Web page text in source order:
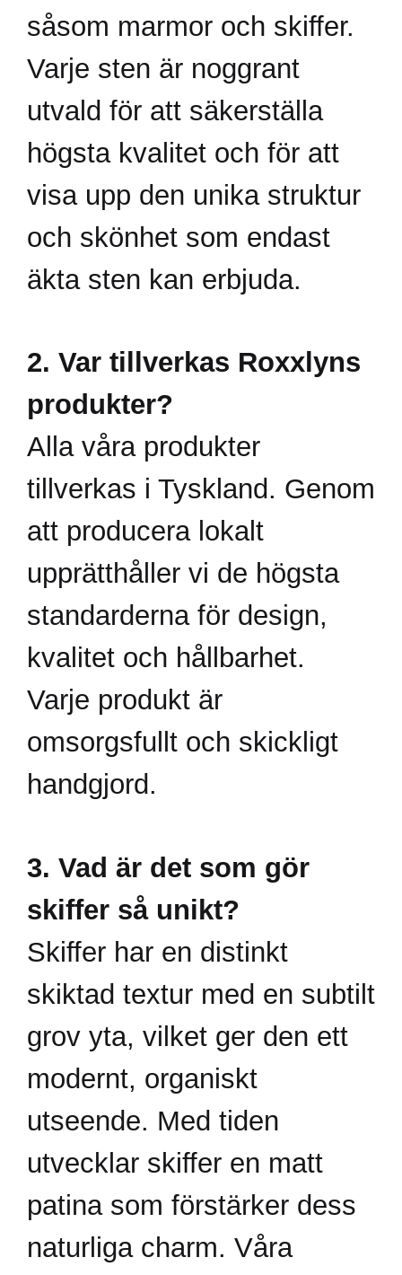
såsom marmor och skiffer.
Varje sten är noggrant
utvald för att säkerställa
högsta kvalitet och för att
visa upp den unika struktur
och skönhet som endast
äkta sten kan erbjuda.
2. Var tillverkas Roxxlyns
produkter?
Alla våra produkter
tillverkas i Tyskland. Genom
att producera lokalt
upprätthåller vi de högsta
standarderna för design,
kvalitet och hållbarhet.
Varje produkt är
omsorgsfullt och skickligt
handgjord.
3. Vad är det som gör
skiffer så unikt?
Skiffer har en distinkt
skiktad textur med en subtilt
grov yta, vilket ger den ett
modernt, organiskt
utseende. Med tiden
utvecklar skiffer en matt
patina som förstärker dess
naturliga charm. Våra